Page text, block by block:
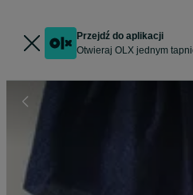
Przejdź do aplikacji
Otwieraj OLX jednym